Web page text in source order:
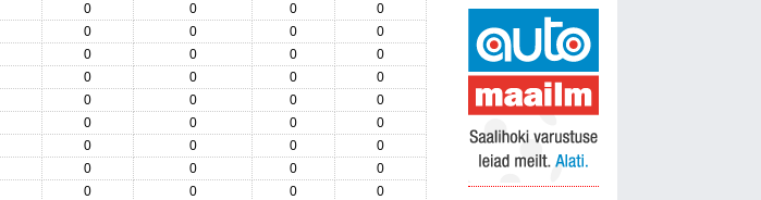
0 0 0
0
0 0 0
0
0 0 0
0
0 0 0
0
0 0 0
0
0 0 0
0
0 0 0
0
0 0 0
0
0 0 0
0